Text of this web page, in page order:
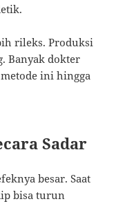
rileks. Produksi
Banyak dokter
ini hingga
Sadar
besar. Saat
bisa turun